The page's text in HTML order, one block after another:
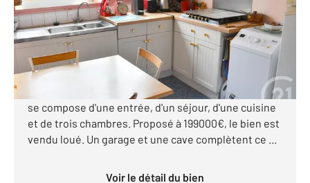
Appartement F4 à vendre
199 000 €
Visiter le site dédié
À ROUEN, cet appartement de 85m² situé au 2 étage
se compose d'une entrée, d'un séjour, d'une cuisine
et de trois chambres. Proposé à 199000€, le bien est
vendu loué. Un garage et une cave complètent ce ...
Voir le détail du bien